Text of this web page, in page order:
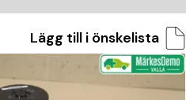
Lägg till i önskelista